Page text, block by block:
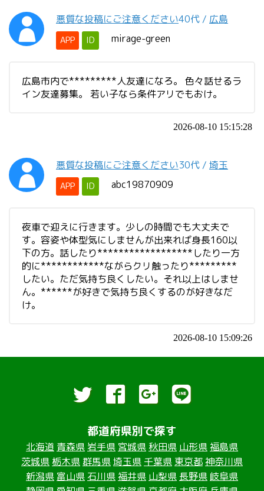
悪質な投稿にご注意ください40代 / 広島
APP ID mirage-green
広島市内で*********人友達になろ。 色々話せるラ
イン友達募集。 若い子なら条件アリでもおけ。
2026-08-10 15:15:28
悪質な投稿にご注意ください30代 / 埼玉
APP ID abc19870909
夜車で迎えに行きます。少しの時間でも大丈夫で
す。容姿や体型気にしませんが出来れば身長160以
下の方。話したり******************したり一方
的に************ながらクリ触ったり*********
したい。ただ気持ち良くしたい。それ以上はしませ
ん。******が好きで気持ち良くするのが好きなだ
け。
2026-08-10 15:09:26
都道府県別で探す
北海道 青森県岩手県 宮城県 秋田県 山形県福島県
茨城県栃木県群馬県埼玉県 千葉県 東京都神奈川県
新潟県 富山県 石川県福井県 山梨県長野県 岐阜県